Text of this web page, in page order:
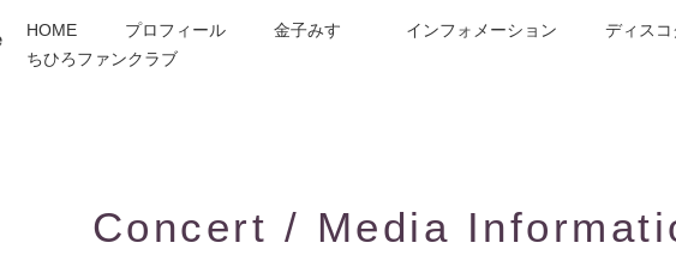
HOME プロフィール 金子みすゞ インフォメーション ディス
ちひろファンクラブ
Concert / Media